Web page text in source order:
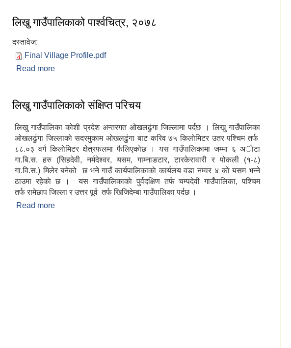
लिखु गाउँपालिकाको पार्श्वचित्र, २०७८
दस्तावेज:
Final Village Profile.pdf
Read more
लिखु गाउँपालिकाकाे संक्षिप्त परिचय
लिखु गाउँपालिका कोशी प्रदेश अन्तरगत ओखलढुंगा जिल्लामा पर्दछ । लिखु गाउँपालिका
ओखलढुंगा जिल्लाकाे सदरमुकाम ओखलढुंगा बाट करिव ७५ किलाेमिटर उतर पश्चिम तर्फ
८८.०३ वर्ग किलाेमिटर क्षेत्रफलमा फैलिएकोछ । यस गाउँपालिकामा जम्मा ६ अाेटा
गा.बि.स. हरु (सिहदेवी, नर्मदेश्वर, यसम, गाम्नाङटार, टारकेरावारी र पोकली (१-८)
गा.वि.स.) मिलेर बनेको छ भने गाउँ कार्यपालिकाकाे कार्यलय वडा नम्वर ४ काे यसम भन्ने
ठाउमा रहेकाे छ । यस गाउँपालिकाकाे पुर्वदक्षिण तर्फ चम्पदेवी गाउँपालिका, पश्चिम
तर्फ रामेछाप जिल्ला र उत्तर पूर्व तर्फ खिजिदेम्बा गाउँपालिका पर्दछ ।
Read more